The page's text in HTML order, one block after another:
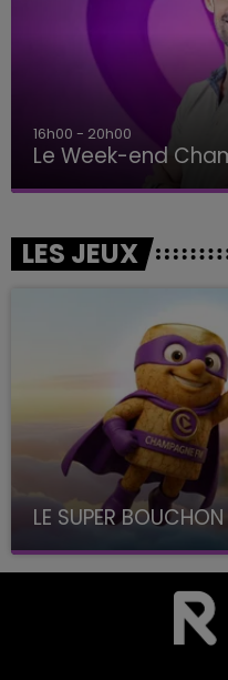
7h00 - 11h00
BEST OF
LES JEUX
LE SUPER
avec La Famille